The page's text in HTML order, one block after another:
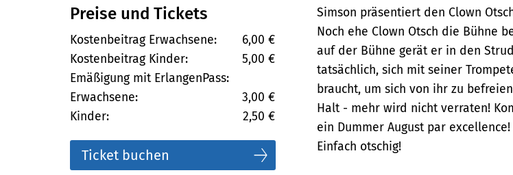
Preise und Tickets
Kostenbeitrag Erwachsene:
6,00 €
Kostenbeitrag Kinder:
5,00 €
Emäßigung mit ErlangenPass:
Erwachsene:
3,00 €
Kinder:
2,50 €
Ticket buchen
Bescheibung
Simson präsentiert den Clown
Noch ehe Clown Otsch die Bühne
auf der Bühne gerät er in den
tatsächlich, sich mit seiner
braucht, um sich von ihr zu
Halt - mehr wird nicht verraten!
ein Dummer August par excellence!
Einfach otschig!